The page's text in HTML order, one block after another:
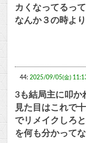
カくなってるって
なんか３の時よ
44: 2025/09/05(金)
3も結局主に叩か
見た目はこれで
でリメイクしろ
を何も分かって